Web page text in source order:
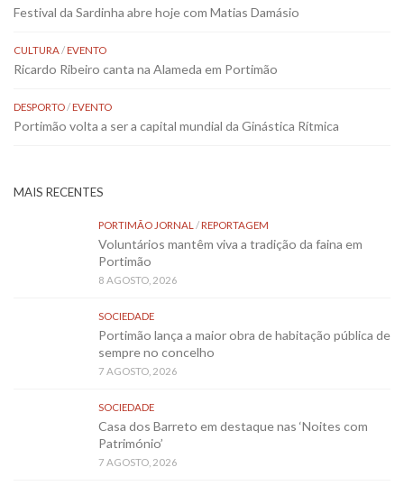
Festival da Sardinha abre hoje com Matias Damásio
CULTURA/EVENTO
Ricardo Ribeiro canta na Alameda em Portimão
DESPORTO/EVENTO
Portimão volta a ser a capital mundial da Ginástica Rítmica
MAIS RECENTES
PORTIMÃO JORNAL /REPORTAGEM
Voluntários mantêm viva a tradição da faina em
Portimão
8 AGOSTO, 2026
SOCIEDADE
Portimão lança a maior obra de habitação pública de
sempre no concelho
7 AGOSTO, 2026
SOCIEDADE
Casa dos Barreto em destaque nas ‘Noites com
Património’
7 AGOSTO, 2026